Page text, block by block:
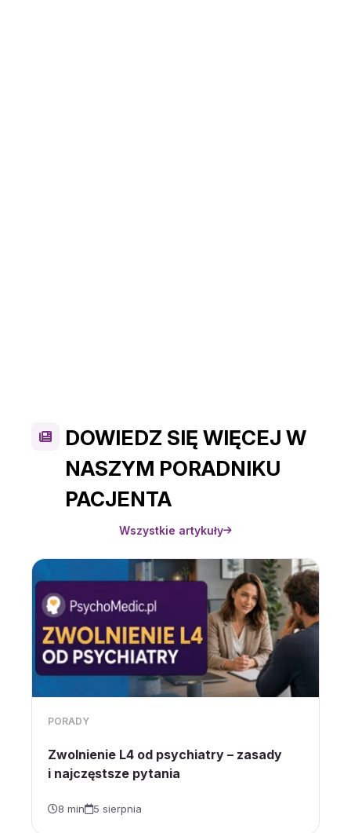
DOWIEDZ SIĘ WIĘCEJ W
NASZYM PORADNIKU
PACJENTA
Wszystkie artykuły
PORADY
Zwolnienie L4 od psychiatry – zasady
i najczęstsze pytania
8 min 5 sierpnia